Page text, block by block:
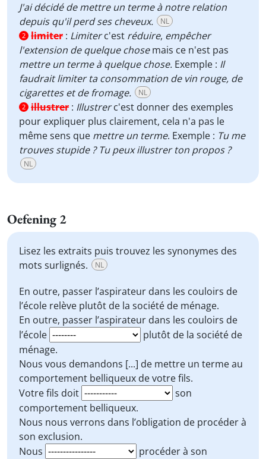
J'ai décidé de mettre un terme à notre relation
depuis qu'il perd ses cheveux.
NL
2 limiter : Limiterc'est réduire, empêcher
l'extension de quelque chosemais ce n'est pas
mettre un terme à quelque chose. Exemple : Il
faudrait limiter ta consommation de vin rouge, de
cigarettes et de fromage.
NL
2 illustrer : Illustrerc'est donner des exemples
pour expliquer plus clairement, cela n'a pas le
même sens que mettre un terme. Exemple : Tu me
trouves stupide ? Tu peux illustrer ton propos ?
NL
Oefening 2
Lisez les extraits puis trouvez les synonymes des
mots surlignés.
NL
En outre, passer l’aspirateur dans les couloirs de
l’école relève plutôt de la société de ménage.
En outre, passer l’aspirateur dans les couloirs de
l’école
plutôt de la société de
ménage.
Nous vous demandons [...] de mettre un termeau
comportement belliqueux de votre fils.
Votre fils doit
son
comportement belliqueux.
Nous nous verrons dans l’obligation de procéder à
son exclusion.
Nous
procéder à son